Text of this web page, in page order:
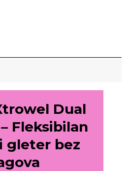
Dual
Fleksibilan
gleter bez